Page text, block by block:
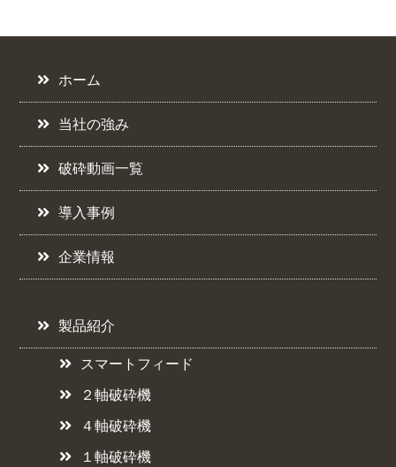
ホーム
当社の強み
破砕動画一覧
導入事例
企業情報
製品紹介
スマートフィード
２軸破砕機
４軸破砕機
１軸破砕機